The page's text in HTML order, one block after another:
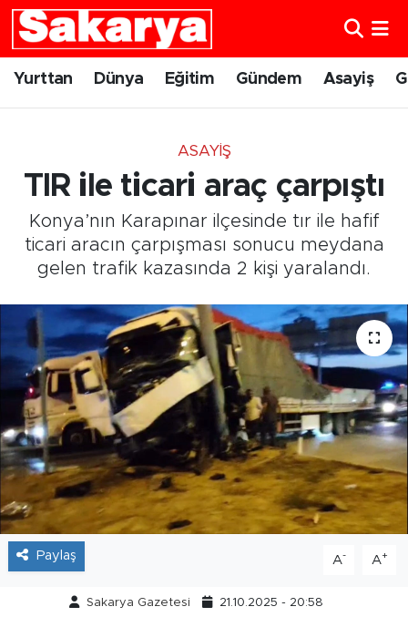
Yurttan Dünya Eğitim Gündem Asayiş
ASAYIŞ
TIR ile ticari araç çarpıştı
Konya’nın Karapınar ilçesinde tır ile hafif
ticari aracın çarpışması sonucu meydana
gelen trafik kazasında 2 kişi yaralandı.
Paylaş A- A+
Sakarya Gazetesi 21.10.2025 - 20:58
Yurttan
Eskişehirspor
Spor
Sağlık
Kültür Sanat
Tarihçe
Resmi İlanlar
Söyleşi
Eskişehir Nöbetçi Eczaneler
Eskişehir Namaz Vakitleri
Süper Lig Puan Durumu ve Fikstür
Tüm Manşetler
Son Dakika Haberleri
Haber Arşivi